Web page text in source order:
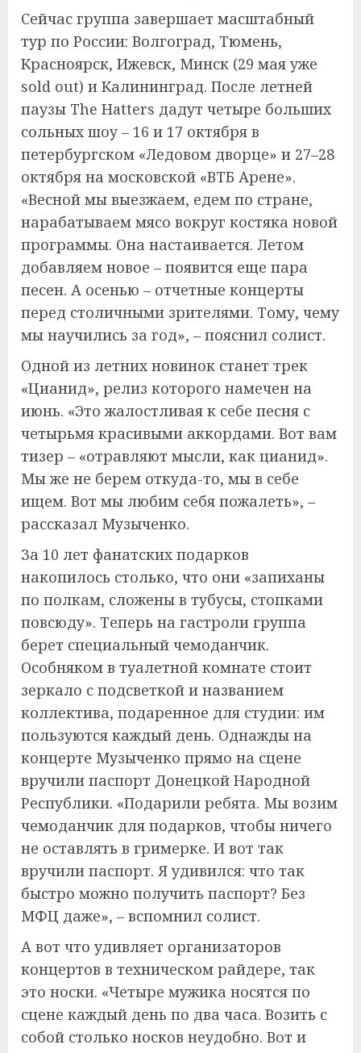
Сейчас группа завершает масштабный
тур по России: Волгоград, Тюмень,
Красноярск, Ижевск, Минск (29 мая уже
sold out) и Калининград. После летней
паузы The Hatters дадут четыре больших
сольных шоу – 16 и 17 октября в
петербургском «Ледовом дворце» и 27–28
октября на московской «ВТБ Арене».
«Весной мы выезжаем, едем по стране,
нарабатываем мясо вокруг костяка новой
программы. Она настаивается. Летом
добавляем новое – появится еще пара
песен. А осенью – отчетные концерты
перед столичными зрителями. Тому, чему
мы научились за год», – пояснил солист.
Одной из летних новинок станет трек
«Цианид», релиз которого намечен на
июнь. «Это жалостливая к себе песня с
четырьмя красивыми аккордами. Вот вам
тизер – «отравляют мысли, как цианид».
Мы же не берем откуда-то, мы в себе
ищем. Вот мы любим себя пожалеть», –
рассказал Музыченко.
За 10 лет фанатских подарков
накопилось столько, что они «запиханы
по полкам, сложены в тубусы, стопками
повсюду». Теперь на гастроли группа
берет специальный чемоданчик.
Особняком в туалетной комнате стоит
зеркало с подсветкой и названием
коллектива, подаренное для студии: им
пользуются каждый день. Однажды на
концерте Музыченко прямо на сцене
вручили паспорт Донецкой Народной
Республики. «Подарили ребята. Мы возим
чемоданчик для подарков, чтобы ничего
не оставлять в гримерке. И вот так
вручили паспорт. Я удивился: что так
быстро можно получить паспорт? Без
МФЦ даже», – вспомнил солист.
А вот что удивляет организаторов
концертов в техническом райдере, так
это носки. «Четыре мужика носятся по
сцене каждый день по два часа. Возить с
собой столько носков неудобно. Вот и